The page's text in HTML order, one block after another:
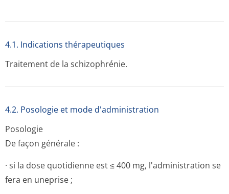
4.1. Indications thérapeutiques
Traitement de la schizophrénie.
4.2. Posologie et mode d'administration
Posologie
De façon générale :
· si la dose quotidienne est ≤ 400 mg, l'administration se
fera en uneprise ;